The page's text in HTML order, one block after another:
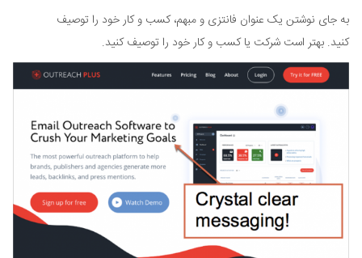
به جای نوشتن یک عنوان فانتزی و مبهم، کسب و کار خود را توصیف
کنید. بهتر است شرکت یا کسب و کار خود را توصیف کنید.